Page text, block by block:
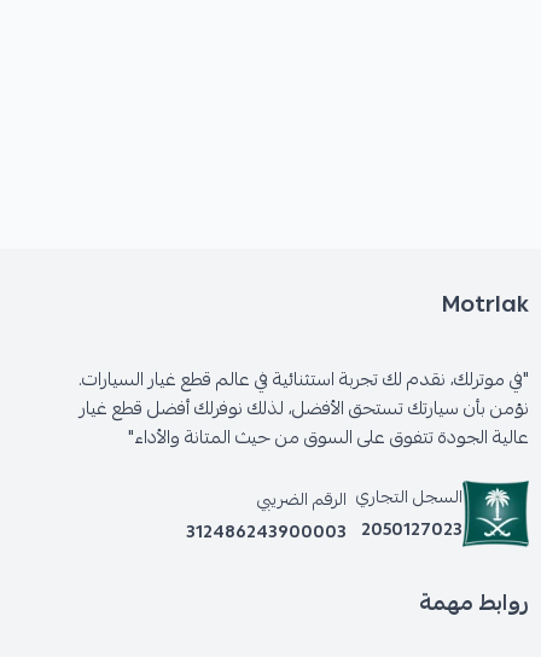
Motrlak
"في موترلك، نقدم لك تجربة استثنائية في عالم قطع غيار السيارات.
نؤمن بأن سيارتك تستحق الأفضل، لذلك نوفرلك أفضل قطع غيار
عالية الجودة تتفوق على السوق من حيث المتانة والأداء"
السجل التجاري
2050127023
الرقم الضريبي
312486243900003
روابط مهمة